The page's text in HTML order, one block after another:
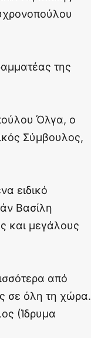
της
Όλγα, ο
Σύμβουλος,
ειδικό
Βασίλη
και μεγάλους
από
σε όλη τη χώρα.
(Ίδρυμα